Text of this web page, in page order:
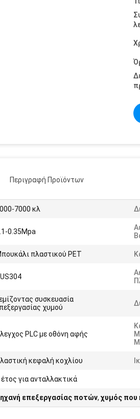
Περιγραφή Προϊόντων
7000 κλ
0.35Mpa
πλαστικού PET
συσκευασία
χυμού
PLC με οθόνη αφής
κεφαλή κοχλίου
έτος για ανταλλακτικά
επεξεργασίας ποτών, χυμός που